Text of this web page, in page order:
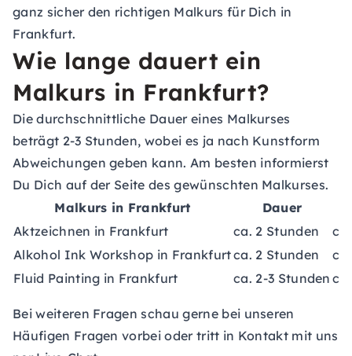
ganz sicher den richtigen Malkurs für Dich in
Frankfurt.
Wie lange dauert ein
Malkurs in Frankfurt?
Die durchschnittliche Dauer eines Malkurses
beträgt 2-3 Stunden, wobei es ja nach Kunstform
Abweichungen geben kann. Am besten informierst
Du Dich auf der Seite des gewünschten Malkurses.
Malkurs in Frankfurt
Dauer
Aktzeichnen in Frankfurt
ca. 2 Stunden
Alkohol Ink Workshop in Frankfurtca. 2 Stunden
Fluid Painting in Frankfurt
ca. 2-3 Stunden
Bei weiteren Fragen schau gerne bei unseren
Häufigen Fragen vorbei oder tritt in Kontakt mit uns